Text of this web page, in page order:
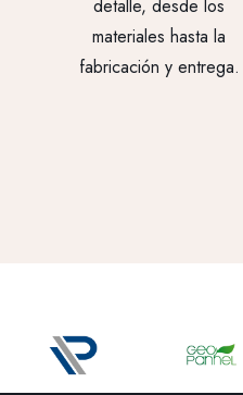
detalle, desde los
materiales hasta la
fabricación y entrega.